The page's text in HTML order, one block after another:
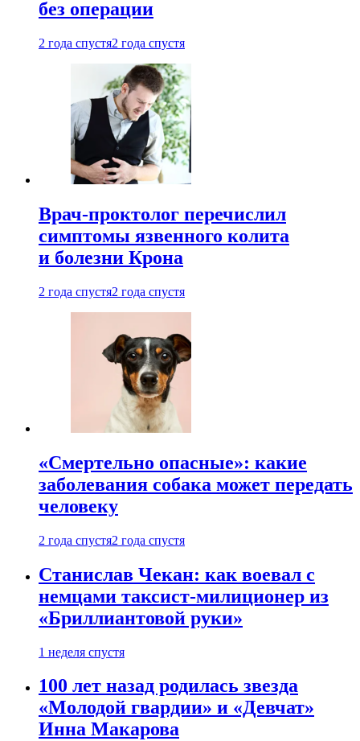
без операции
2 года спустя2 года спустя
Врач-проктолог перечислил
симптомы язвенного колита
и болезни Крона
2 года спустя2 года спустя
«Смертельно опасные»: какие
заболевания собака может передать
человеку
2 года спустя2 года спустя
Станислав Чекан: как воевал с
немцами таксист-милиционер из
«Бриллиантовой руки»
1 неделя спустя
100 лет назад родилась звезда
«Молодой гвардии» и «Девчат»
Инна Макарова